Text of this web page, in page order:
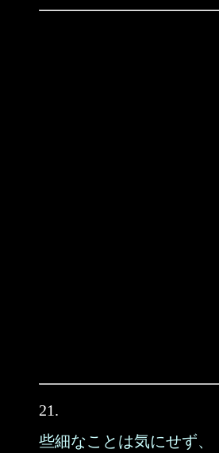
21.
些細なことは気にせず、